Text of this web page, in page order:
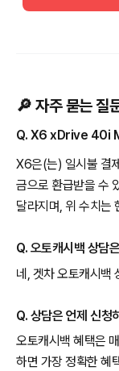
🔎 자주 묻는 질
Q. X6 xDrive 40i M
X6은(는) 일시불 결
금으로 환급받을 수
달라지며, 위 수치는
Q. 오토캐시백 상담
네, 겟차 오토캐시백
Q. 상담은 언제 신청
오토캐시백 혜택은
하면 가장 정확한 혜